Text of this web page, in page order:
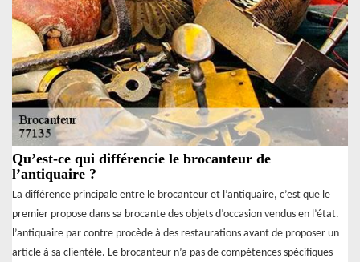
Qu’est-ce qui différencie le brocanteur de
l’antiquaire ?
La différence principale entre le brocanteur et l’antiquaire, c’est que le
premier propose dans sa brocante des objets d’occasion vendus en l’état.
l’antiquaire par contre procède à des restaurations avant de proposer un
article à sa clientèle. Le brocanteur n’a pas de compétences spécifiques